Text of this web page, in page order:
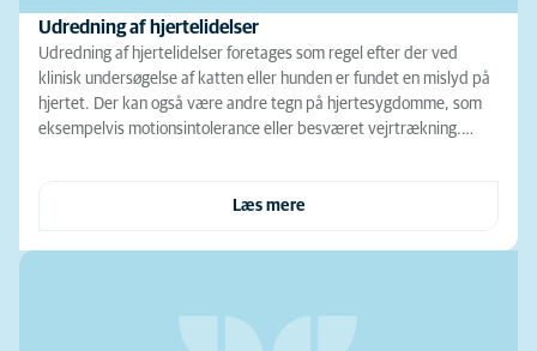
Udredning af hjertelidelser
Udredning af hjertelidelser foretages som regel efter der ved
klinisk undersøgelse af katten eller hunden er fundet en mislyd på
hjertet. Der kan også være andre tegn på hjertesygdomme, som
eksempelvis motionsintolerance eller besværet vejrtrækning.…
Læs mere